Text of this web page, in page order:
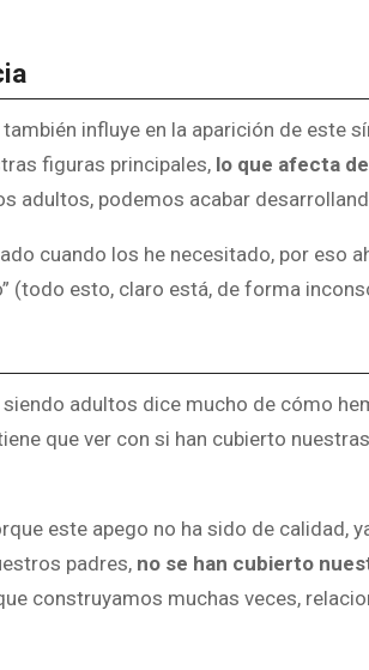
influye en la aparición de este
figuras principales, lo que afecta
adultos, podemos acabar
cuando los he necesitado, por eso
(todo esto, claro está, de forma
adultos dice mucho de cómo
que ver con si han cubierto
este apego no ha sido de calidad,
padres, no se han cubierto
construyamos muchas veces,